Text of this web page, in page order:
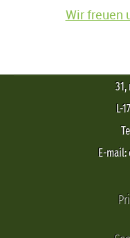
Wir freuen
L-
E-